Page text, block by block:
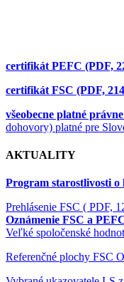
certifikát PEFC (PDF,
certifikát FSC (PDF,
všeobecne platné
dohovory) platné pre
AKTUALITY
Program starostlivosti o
Prehlásenie FSC ( PDF,
Oznámenie FSC a
Veľké spoločenské
Referenčné plochy FSC